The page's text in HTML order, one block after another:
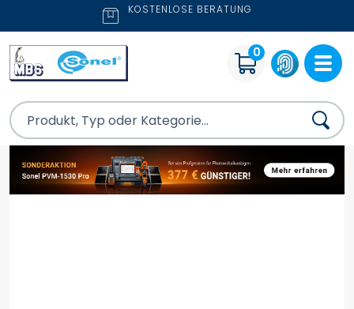
KOSTENLOSE BERATUNG
0